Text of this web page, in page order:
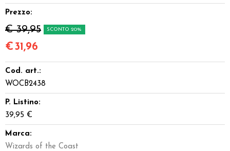
Prezzo:
€ 39,95 SCONTO 20%
€31,96
Cod. art.:
WOCB2438
P. Listino:
39,95 €
Marca:
Wizards of the Coast